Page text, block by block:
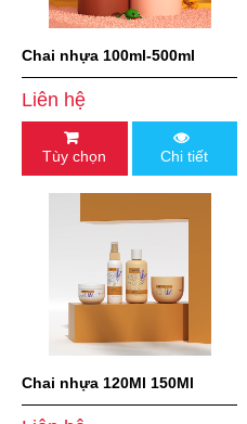
Chai nhựa 100ml-500ml
Liên hệ
Tùy chọn Chi tiết
Chai nhựa 120Ml 150Ml
300Ml trọn bộ chăm sóc da